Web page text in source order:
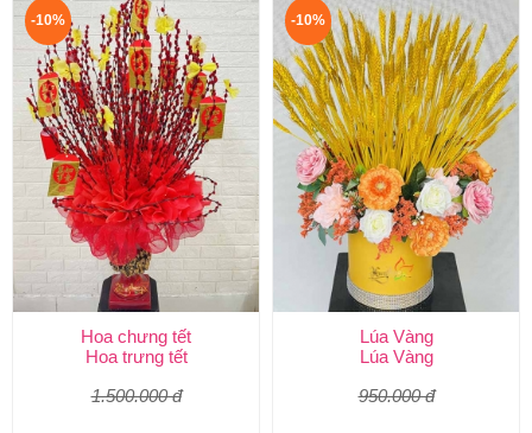
-10%
Hoa chưng tết
Hoa trưng tết
1.500.000 đ
-10%
Lúa Vàng
Lúa Vàng
950.000 đ